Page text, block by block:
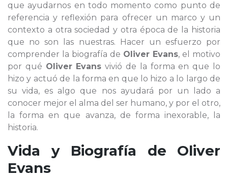
que ayudarnos en todo momento como punto de
referencia y reflexión para ofrecer un marco y un
contexto a otra sociedad y otra época de la historia
que no son las nuestras. Hacer un esfuerzo por
comprender la biografía de Oliver Evans, el motivo
por qué Oliver Evans vivió de la forma en que lo
hizo y actuó de la forma en que lo hizo a lo largo de
su vida, es algo que nos ayudará por un lado a
conocer mejor el alma del ser humano, y por el otro,
la forma en que avanza, de forma inexorable, la
historia.
Vida y Biografía de Oliver
Evans